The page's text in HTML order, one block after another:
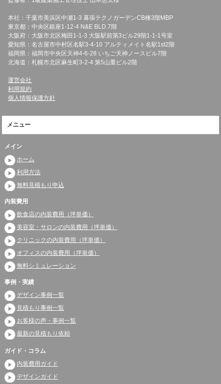
本社：千葉市美浜区中瀬1-3 幕張テクノガーデンCB棟3階MBP
東京都：中央区銀座1-12-4 N&E BLD.7階
大阪府：大阪市北区梅田1-1-3 大阪駅前第3ビル29階1-1-1号室
愛知県：名古屋市中村区名駅3-4-10 アルティメイト名駅1st2階
福岡県：福岡市中央区天神4-6-28 いちご天神ノースビル7階
北海道：札幌市北区麻生町3-2-4 第5山重ビル2階
運営会社
利用規約
個人情報保護方針
メニュー
メイン
ホーム
利用方法
無料見積もり申込
内装費用
飲食店の内装費用（坪単価）
美容室・サロンの内装費用（坪単価）
クリニックの内装費用（坪単価）
オフィスの内装費用（坪単価）
無料シミュレーション
事例・実績
デザイン事例一覧
見積もり事例一覧
お客様の声・事例一覧
最新の見積もり依頼
ガイド・コラム
内装費用ガイド
デザインガイド